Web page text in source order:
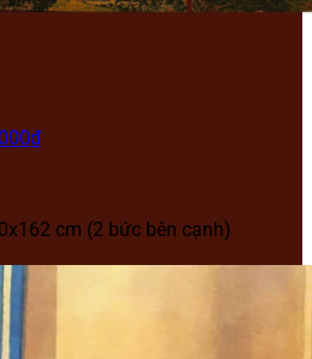
₫
cm (2 bức bên cạnh)